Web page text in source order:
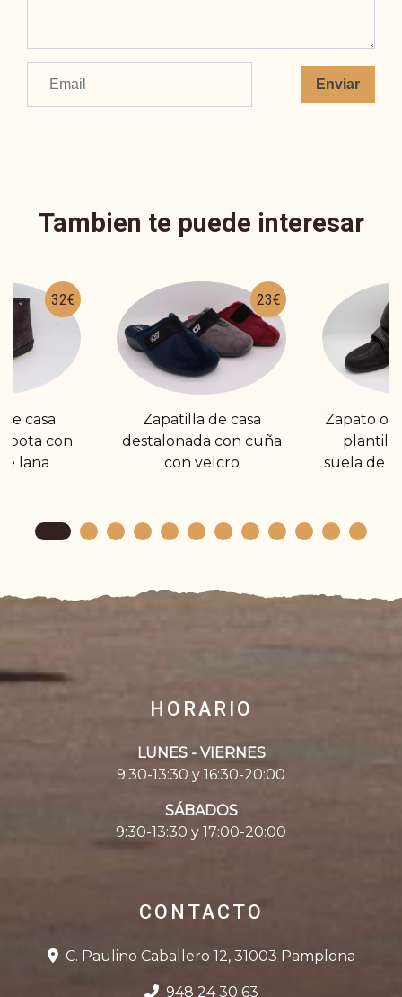
Enviar
Tambien te puede interesar
32€
casa
bota con
lana
23€
Zapatilla de casa
destalonada con cuña
con velcro
Zapato
suela de
HORARIO
LUNES - VIERNES
9:30-13:30 y 16:30-20:00
SÁBADOS
9:30-13:30 y 17:00-20:00
CONTACTO
C. Paulino Caballero 12, 31003 Pamplona
948 24 30 63